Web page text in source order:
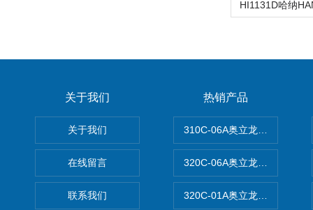
关于我们
关于我们
在线留言
联系我们
热销产品
310C-06A奥立龙实验室台式
320C-06A奥立龙实验室便携
320C-01A奥立龙实验室便携